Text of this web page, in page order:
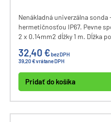
Nenákladná univerzálna sonda
hermetičnosťou IP67. Pevne
2 x 0.14mm2 dĺžky 1 m. Dĺžka
32,40 €bez DPH
39,20 € vrátane DPH
Pridať do košíka